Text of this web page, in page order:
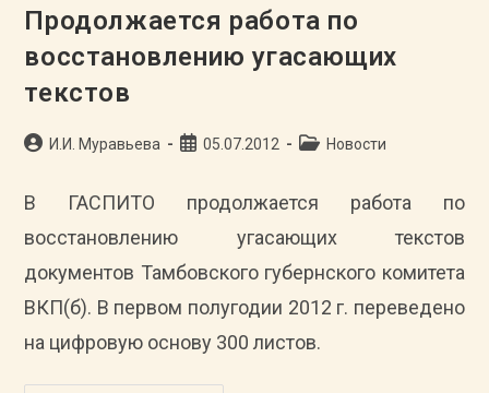
Продолжается работа по
восстановлению угасающих
текстов
АвторИ.И. Муравьева
Запись05.07.2012
РубрикаНовости
В ГАСПИТО продолжается работа по
восстановлению угасающих текстов
документов Тамбовского губернского комитета
ВКП(б). В первом полугодии 2012 г. переведено
на цифровую основу 300 листов.